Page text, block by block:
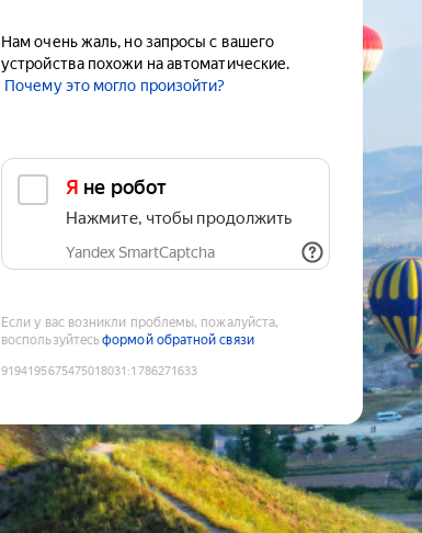
Нам очень жаль, но запросы с вашего
устройства похожи на автоматические.
Почему это могло произойти?
Я не робот
Нажмите, чтобы продолжить
Yandex SmartCaptcha
Если у вас возникли проблемы, пожалуйста,
воспользуйтесьформой обратной связи
9194195675475018031 :1786271633